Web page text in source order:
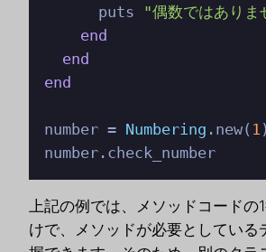
      puts
"偶数ではありま
end
end
end
number = Numbering .new( 1 )
number.check_number
上記の例では、メソッドコードの
けで、メソッドが必要としている